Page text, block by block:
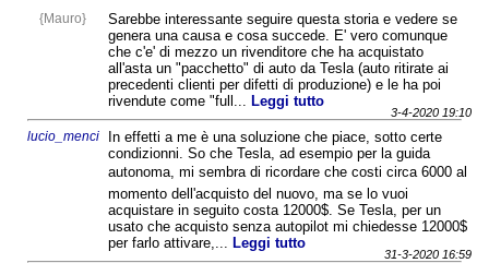
{Mauro}
Sarebbe interessante seguire questa storia e vedere se
genera una causa e cosa succede. E' vero comunque
che c'e' di mezzo un rivenditore che ha acquistato
all'asta un "pacchetto" di auto da Tesla (auto ritirate ai
precedenti clienti per difetti di produzione) e le ha poi
rivendute come "full... Leggi tutto
3-4-2020 19:10
lucio_menci
In effetti a me è una soluzione che piace, sotto certe
condizionni. So che Tesla, ad esempio per la guida
autonoma, mi sembra di ricordare che costi circa 6000 al
momento dell'acquisto del nuovo, ma se lo vuoi
acquistare in seguito costa 12000$. Se Tesla, per un
usato che acquisto senza autopilot mi chiedesse 12000$
per farlo attivare,... Leggi tutto
31-3-2020 16:59